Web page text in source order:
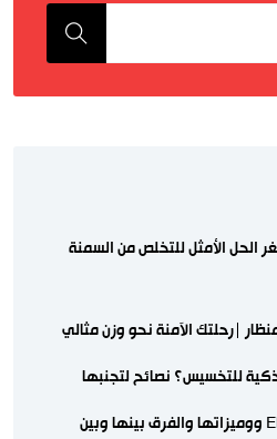
الحل الأمثل للتخلص من السمنة
|رحلتك الآمنة نحو وزن مثالي
للتخسيس؟ نصائح لتجنبها
الكبسولة المبرمجة Elipse ووميزاتها والفرق بينها وبين